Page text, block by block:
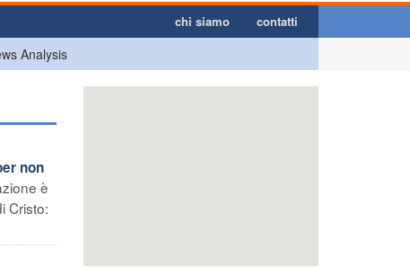
chi siamo contatti
Analysis
non
è
Cristo: